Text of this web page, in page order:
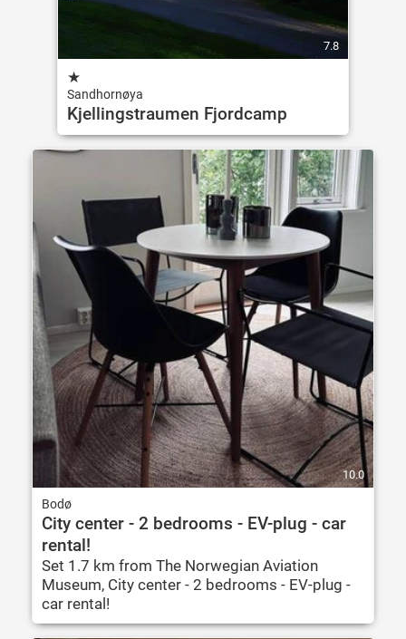
7.8
★
Sandhornøya
Kjellingstraumen Fjordcamp
10.0
Bodø
City center - 2 bedrooms - EV-plug - car
rental!
Set 1.7 km from The Norwegian Aviation
Museum, City center - 2 bedrooms - EV-plug -
car rental!